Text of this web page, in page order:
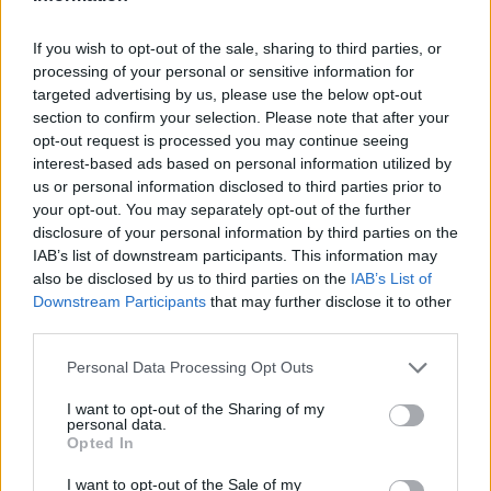
If you wish to opt-out of the sale, sharing to third parties, or
processing of your personal or sensitive information for
targeted advertising by us, please use the below opt-out
section to confirm your selection. Please note that after your
opt-out request is processed you may continue seeing
interest-based ads based on personal information utilized by
us or personal information disclosed to third parties prior to
your opt-out. You may separately opt-out of the further
disclosure of your personal information by third parties on the
IAB’s list of downstream participants. This information may
also be disclosed by us to third parties on the IAB’s List of
Downstream Participants that may further disclose it to other
Please note that this website/app uses one or more Google
not limited to your visit or usage behaviour. You may click to
grant or deny consent to Google and its third-party tags to
use your data for below specified purposes in below Google
consent section.
Personal Data Processing Opt Outs
I want to opt-out of the Sharing of my
personal data.
Opted In
I want to opt-out of the Sale of my
amely egykor a környék jellegzetessége volt.
A Daily Mail Australia-nak elmondta: „Ez egyszerűen már
nem ugyanaz.”
Ez azonban nem jelenti azt, hogy el akarnak menni, és